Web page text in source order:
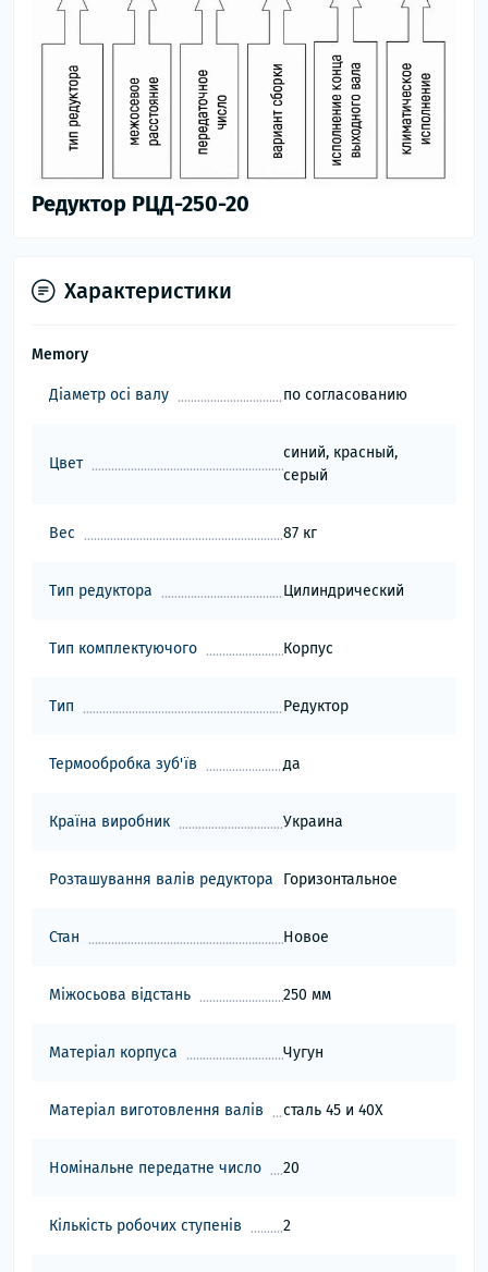
Редуктор РЦД-250-20
Характеристики
Memory
Діаметр осі валу по согласованию
Цвет
синий, красный,
серый
Вес 87 кг
Тип редуктора Цилиндрический
Тип комплектуючого Корпус
Тип Редуктор
Термообробка зуб'їв да
Країна виробник Украина
Розташування валів редуктора Горизонтальное
Стан Новое
Міжосьова відстань 250 мм
Матеріал корпуса Чугун
Матеріал виготовлення валів сталь 45 и 40Х
Номінальне передатне число 20
Кількість робочих ступенів 2